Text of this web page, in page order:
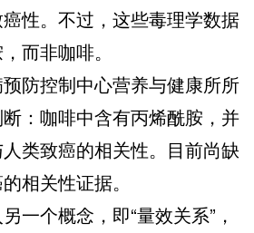
性。不过，这些毒理学数据
而非咖啡。
控制中心营养与健康所所
：咖啡中含有丙烯酰胺，并
类致癌的相关性。目前尚缺
相关性证据。
个概念，即“量效关系”，